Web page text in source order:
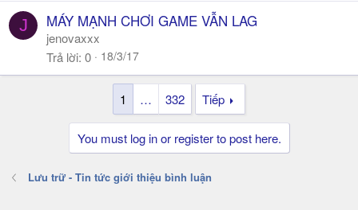
J MÁY MẠNH CHƠI GAME VẪN LAG
jenovaxxx
Trả lời 0 18/3/17
1 … 332 Tiếp
You must log in or register to post here.
Lưu trữ - Tin tức giới thiệu bình luận